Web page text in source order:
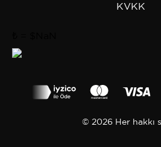
KVKK
© 2026 Her hakkı